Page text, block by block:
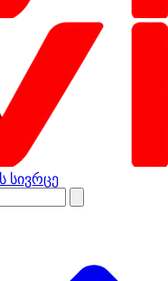
სივრცე